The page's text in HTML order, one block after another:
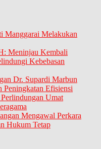
Manggarai Melakukan
Meninjau Kembali
Kebebasan
Dr. Supardi Marbun
Peningkatan Efisiensi
Umat
Mengawal Perkara
Hukum Tetap